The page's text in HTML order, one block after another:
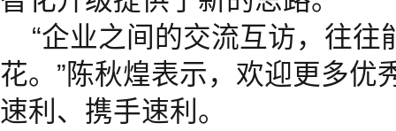
“企业之间的交流互访，往
花。”陈秋煌表示，欢迎更多优
速利、携手速利。